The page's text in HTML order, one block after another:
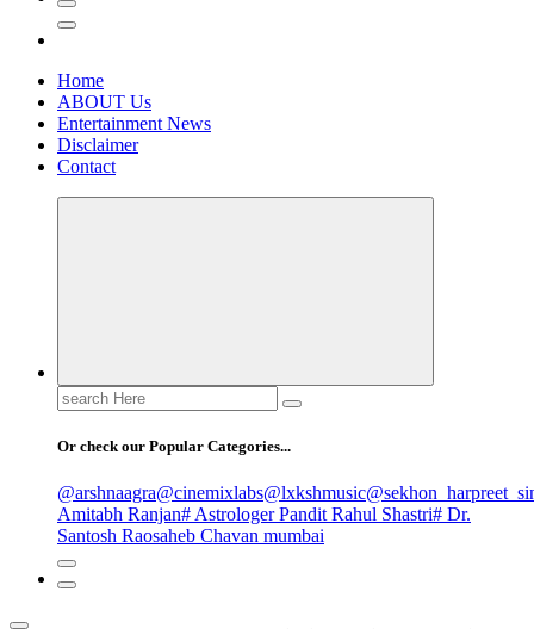
Home
ABOUT Us
Entertainment News
Disclaimer
Contact
Search
for:
Or check our Popular Categories...
@arshnaagra@cinemixlabs@lxkshmusic
Amitabh Ranjan# Astrologer Pandit Rahul Shastri# Dr.
Santosh Raosaheb Chavan mumbai